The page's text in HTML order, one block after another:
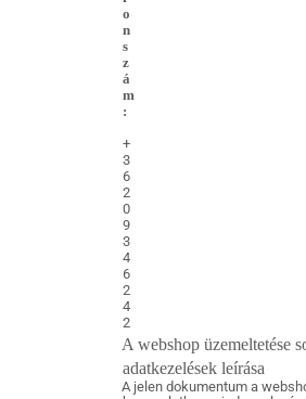
o
n
s
z
á
m
:
+
3
6
2
0
9
3
4
6
2
4
2
A webshop üzemeltetése
adatkezelések leírása
A jelen dokumentum a